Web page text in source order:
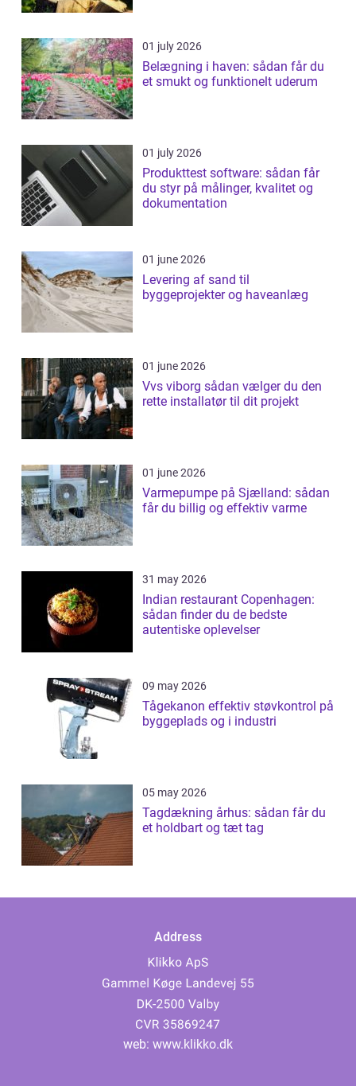
01 july 2026
Belægning i haven: sådan får du
et smukt og funktionelt uderum
01 july 2026
Produkttest software: sådan får
du styr på målinger, kvalitet og
dokumentation
01 june 2026
Levering af sand til
byggeprojekter og haveanlæg
01 june 2026
Vvs viborg sådan vælger du den
rette installatør til dit projekt
01 june 2026
Varmepumpe på Sjælland: sådan
får du billig og effektiv varme
31 may 2026
Indian restaurant Copenhagen:
sådan finder du de bedste
autentiske oplevelser
09 may 2026
Tågekanon effektiv støvkontrol på
byggeplads og i industri
05 may 2026
Tagdækning århus: sådan får du
et holdbart og tæt tag
Address
web: www.klikko.dk